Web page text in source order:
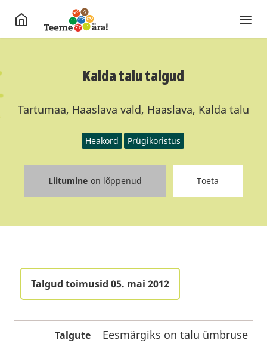
Kalda talu talgud
Tartumaa, Haaslava vald, Haaslava, Kalda talu
Heakord Prügikoristus
Liitumine on lõppenud Toeta
Talgud toimusid 05. mai 2012
Talgute
Eesmärgiks on talu ümbruse